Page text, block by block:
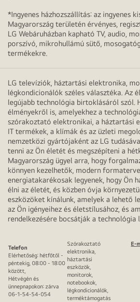
*Ingyenes házhozszállítás: az ingyenes
Magyarország területén érvényes,
LG Webáruházban kapható TV, audio,
porszívó, mikrohullámú sütő,
termékekre.
LG televíziók, háztartási elektronika,
légkondicionálók széles választéka. Az
legújabb technológia birtoklásáról szól.
élményekről is, amelyekhez a
szórakoztató elektronikai, a háztartási
IT termékek, a klímák és az üzleti
nemzetközi gyártójaként az LG
tenni az Ön életét és megszépíteni a
Magyarország ügyel arra, hogy
könnyen kezelhetők, modern
energiatakarékosak legyenek, hogy Ön
élni az életét, és közben óvja
eszközöket kínálunk, amelyek a lehető
az Ön igényeihez és életstílusához, és
rendelkezésére bocsátják a technológia
Telefon
Elérhetőség: hétfőtől -
péntekig, 08:00 - 18:00
között,
Hétvégén és
ünnepnapokon: zárva
06-1-54-54-054
Szórakoztató
elektronika,
háztartási
eszközök,
monitorok,
notebookok,
légkondicionálók,
terméktámogatás
E-